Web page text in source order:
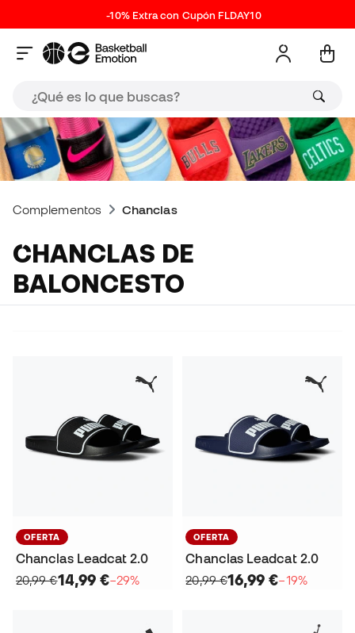
-10% Extra con Cupón FLDAY10
Complementos Chanclas
CHANCLAS DE
BALONCESTO
OFERTA
Chanclas Leadcat 2.0
20,99 €14,99 €−29%
OFERTA
Chanclas Leadcat 2.0
20,99 €16,99 €−19%